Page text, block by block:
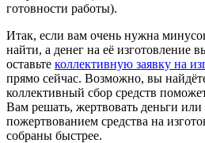
готовности работы).
Итак, если вам очень нужна
найти, а денег на её изготовление
оставьте коллективную заявку на
прямо сейчас. Возможно, вы
коллективный сбор средств
Вам решать, жертвовать деньги
пожертвованием средства на
собраны быстрее.